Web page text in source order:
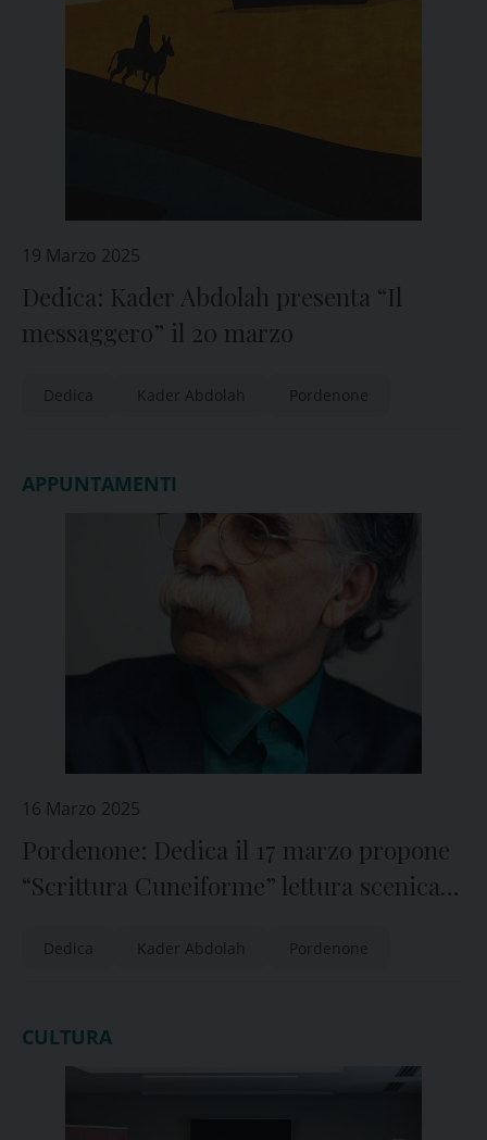
19 Marzo 2025
Dedica: Kader Abdolah presenta “Il
messaggero” il 20 marzo
Dedica Kader Abdolah Pordenone
APPUNTAMENTI
16 Marzo 2025
Pordenone: Dedica il 17 marzo propone
“Scrittura Cuneiforme” lettura scenica
Dedica Kader Abdolah Pordenone
CULTURA